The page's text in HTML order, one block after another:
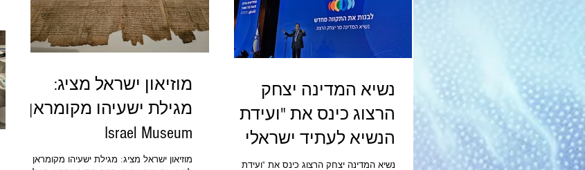
נשיא המדינה יצחק
הרצוג כינס את "ועידת
הנשיא לעתיד ישראלי
משותף" בירושלים
נשיא המדינה יצחק הרצוג כינס את "ועידת
מוזיאון ישראל מציג:
מגילת ישעיהו מקומראן
Israel Museum
מוזיאון ישראל מציג: מגילת ישעיהו מקומראן